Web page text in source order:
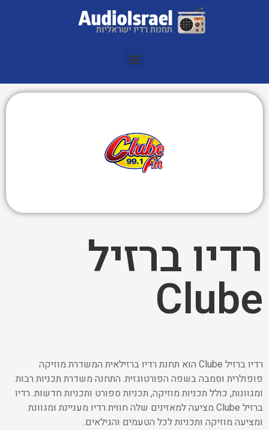
רדיו ברזיל
Clube
רדיו ברזיל Clube הוא תחנת רדיו ברזילאית המשדרת מוזיקה
פופולרית וסמבה בשפה הפורטוגזית. התחנה משדרת תכניות רבות
ומגוונות, כולל תכניות מוזיקה, תכניות ספורט ותכניות חדשות. רדיו
ברזיל Clube מציעה למאזינים שלה חווית רדיו מעניינת ומגוונת
ומציעה מוזיקה ותכניות לכל הטעמים והגילאים.